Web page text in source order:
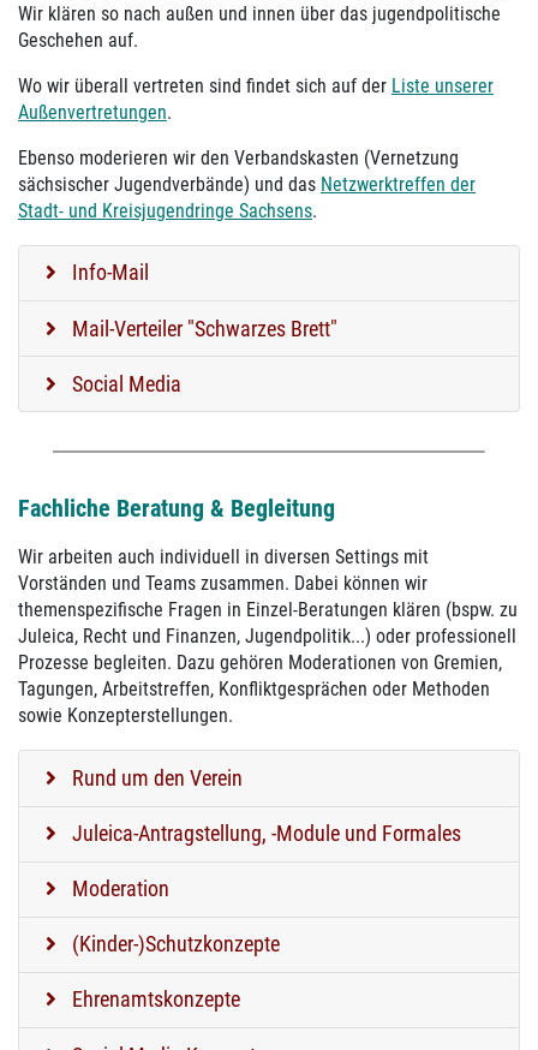
Wir klären so nach außen und innen über das jugendpolitische
Geschehen auf.
Wo wir überall vertreten sind findet sich auf der Liste unserer
Außenvertretungen.
Ebenso moderieren wir den Verbandskasten (Vernetzung
sächsischer Jugendverbände) und das Netzwerktreffen der
Stadt- und Kreisjugendringe Sachsens.
Info-Mail
Mail-Verteiler "Schwarzes Brett"
Social Media
Fachliche Beratung & Begleitung
Wir arbeiten auch individuell in diversen Settings mit
Vorständen und Teams zusammen. Dabei können wir
themenspezifische Fragen in Einzel-Beratungen klären (bspw. zu
Juleica, Recht und Finanzen, Jugendpolitik...) oder professionell
Prozesse begleiten. Dazu gehören Moderationen von Gremien,
Tagungen, Arbeitstreffen, Konfliktgesprächen oder Methoden
sowie Konzepterstellungen.
Rund um den Verein
Juleica-Antragstellung, -Module und Formales
Moderation
(Kinder-)Schutzkonzepte
Ehrenamtskonzepte